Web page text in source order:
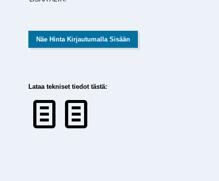
Näe Hinta Kirjautumalla Sisään
Lataa tekniset tiedot tästä: